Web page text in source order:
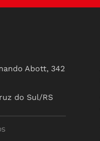
Abott, 342
do Sul/RS